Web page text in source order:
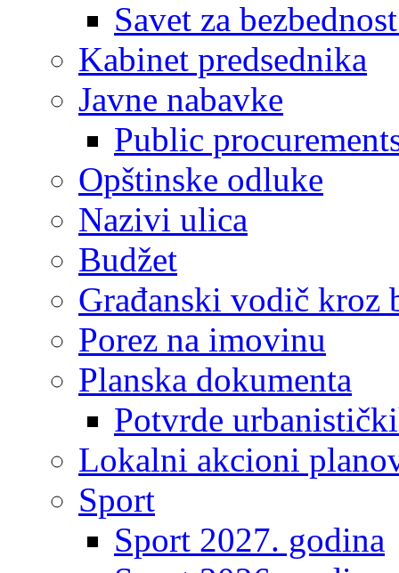
Savet za
Kabinet predsednika
Javne nabavke
Public
Opštinske odluke
Nazivi ulica
Budžet
Građanski vodič kroz
Porez na imovinu
Planska dokumenta
Potvrde
Lokalni akcioni
Sport
Sport 2027. godina